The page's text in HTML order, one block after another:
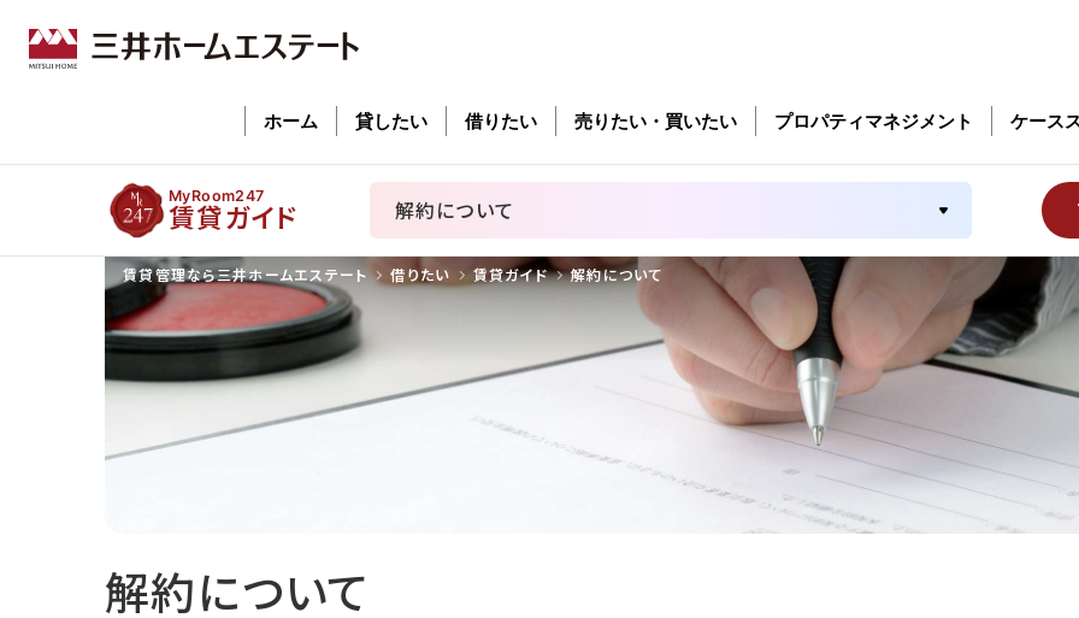
ホーム 貸したい 借りたい 売りたい・買いたい プロパティマネジメント ケース
MyRoom247
賃貸ガイド 解約について
賃貸管理なら三井ホームエステート 借りたい 賃貸ガイド 解約について
解約について